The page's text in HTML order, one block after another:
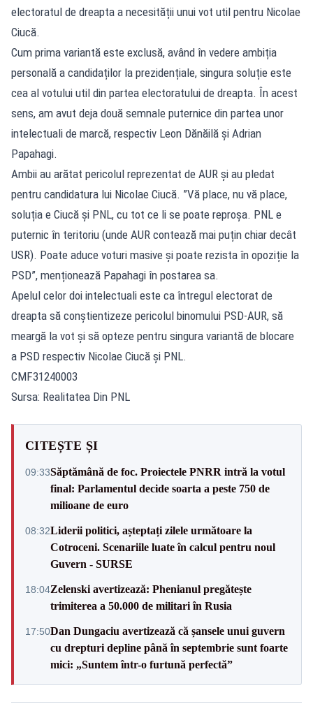
electoratul de dreapta a necesității unui vot util pentru Nicolae
Ciucă.
Cum prima variantă este exclusă, având în vedere ambiția
personală a candidaților la prezidențiale, singura soluție este
cea al votului util din partea electoratului de dreapta. În acest
sens, am avut deja două semnale puternice din partea unor
intelectuali de marcă, respectiv Leon Dănăilă și Adrian
Papahagi.
Ambii au arătat pericolul reprezentat de AUR și au pledat
pentru candidatura lui Nicolae Ciucă. ”Vă place, nu vă place,
soluția e Ciucă și PNL, cu tot ce li se poate reproșa. PNL e
puternic în teritoriu (unde AUR contează mai puțin chiar decât
USR). Poate aduce voturi masive și poate rezista în opoziție la
PSD”, menționează Papahagi în postarea sa.
Apelul celor doi intelectuali este ca întregul electorat de
dreapta să conștientizeze pericolul binomului PSD-AUR, să
meargă la vot și să opteze pentru singura variantă de blocare
a PSD respectiv Nicolae Ciucă și PNL.
CMF31240003
Sursa: Realitatea Din PNL
CITEȘTE ȘI
09:33Săptămână de foc. Proiectele PNRR intră la votul
final: Parlamentul decide soarta a peste 750 de
milioane de euro
08:32Liderii politici, așteptați zilele următoare la
Cotroceni. Scenariile luate în calcul pentru noul
Guvern - SURSE
18:04Zelenski avertizează: Phenianul pregătește
trimiterea a 50.000 de militari în Rusia
17:50Dan Dungaciu avertizează că șansele unui guvern
cu drepturi depline până în septembrie sunt foarte
mici: „Suntem într-o furtună perfectă”